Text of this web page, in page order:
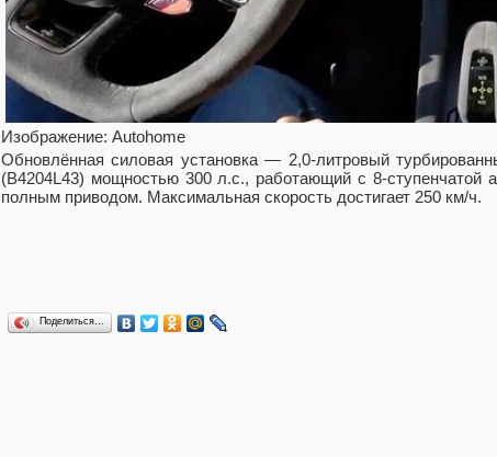
Изображение: Autohome
Обновлённая силовая установка — 2,0-литровый
(B4204L43) мощностью 300 л.с., работающий с 8-ступенчатой
полным приводом. Максимальная скорость достигает 250 км/ч.
Поделиться…